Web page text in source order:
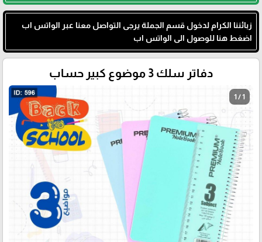
زبائننا الكرام لدخول قسم الجملة يرجى التواصل معنا عبر الواتس اب
اضغط هنا للوصول الى الواتس اب
دفاتر سلك 3 موضوع كبير حساب
1 / 1